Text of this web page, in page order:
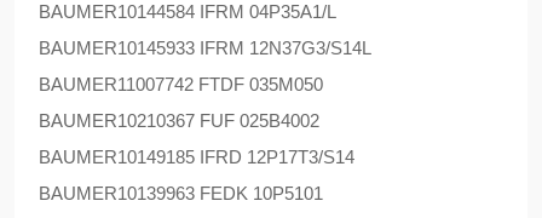
BAUMER10144584 IFRM 04P35A1/L
BAUMER10145933 IFRM 12N37G3/S14L
BAUMER11007742 FTDF 035M050
BAUMER10210367 FUF 025B4002
BAUMER10149185 IFRD 12P17T3/S14
BAUMER10139963 FEDK 10P5101